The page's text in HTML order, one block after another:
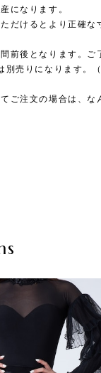
になります。
だけるとより正確な
前後となります。ご
売りになります。
ご注文の場合は、な